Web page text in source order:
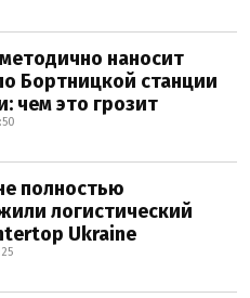
наносит
Бортницкой станции
чем это грозит
полностью
логистический
Ukraine